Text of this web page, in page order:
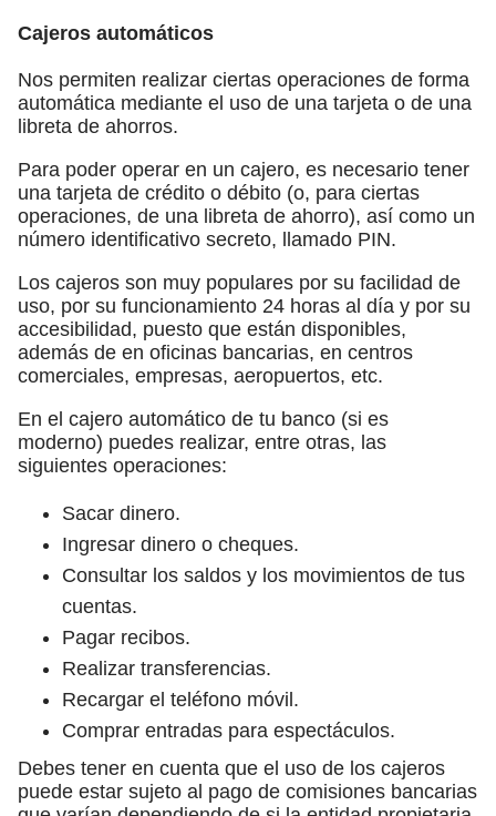
Cajeros automáticos
Nos permiten realizar ciertas operaciones de forma
automática mediante el uso de una tarjeta o de una
libreta de ahorros.
Para poder operar en un cajero, es necesario tener
una tarjeta de crédito o débito (o, para ciertas
operaciones, de una libreta de ahorro), así como un
número identificativo secreto, llamado PIN.
Los cajeros son muy populares por su facilidad de
uso, por su funcionamiento 24 horas al día y por su
accesibilidad, puesto que están disponibles,
además de en oficinas bancarias, en centros
comerciales, empresas, aeropuertos, etc.
En el cajero automático de tu banco (si es
moderno) puedes realizar, entre otras, las
siguientes operaciones:
Sacar dinero.
Ingresar dinero o cheques.
Consultar los saldos y los movimientos de tus
cuentas.
Pagar recibos.
Realizar transferencias.
Recargar el teléfono móvil.
Comprar entradas para espectáculos.
Debes tener en cuenta que el uso de los cajeros
puede estar sujeto al pago de comisiones bancarias